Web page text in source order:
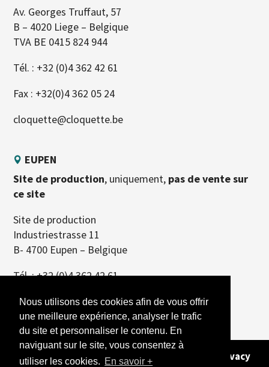
Nous utilisons des cookies afin de vous offrir
une meilleure expérience, analyser le trafic
du site et personnaliser le contenu. En
naviguant sur le site, vous consentez à
utiliser les cookies. En savoir +
Av. Georges Truffaut, 57
B – 4020 Liege – Belgique
TVA BE 0415 824 944
Tél. : +32 (0)4 362 42 61
Fax : +32(0)4 362 05 24
cloquette@cloquette.be
EUPEN
Site de production, uniquement, pas de vente sur
ce site
Site de production
Industriestrasse 11
B- 4700 Eupen – Belgique
Tél. :+32 (0)4 362 42 61
Copyright 2026 - Alle rechten voorbehouden -
Privacy